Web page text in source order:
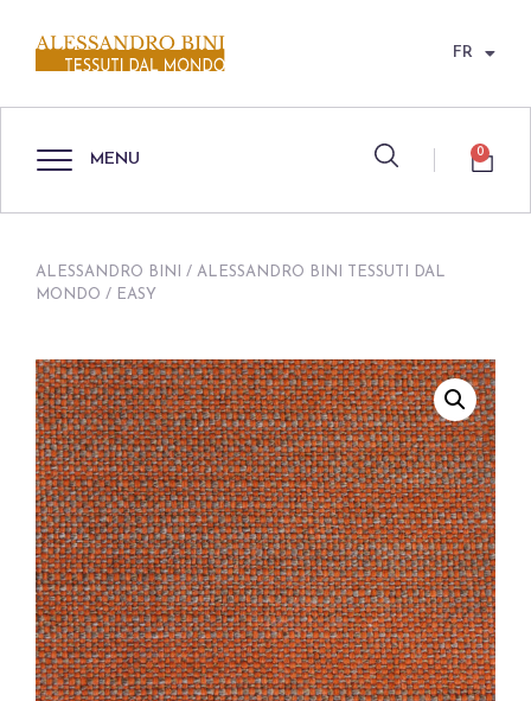
FR
MENU 0
ALESSANDRO BINI / ALESSANDRO BINI TESSUTI DAL
MONDO / EASY